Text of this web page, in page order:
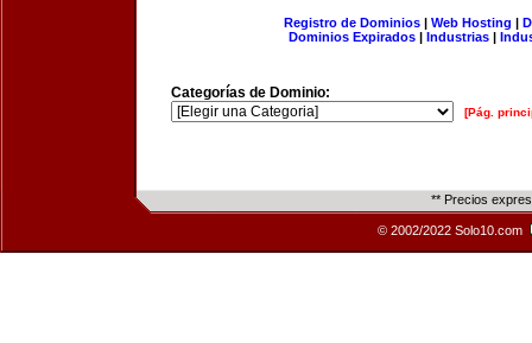
Registro de Dominios| Web Hosting |
Dominios Expirados | Industrias |
Categorías de Dominio:
[Pág.
** Precios
© 2002/2022 Solo10.com